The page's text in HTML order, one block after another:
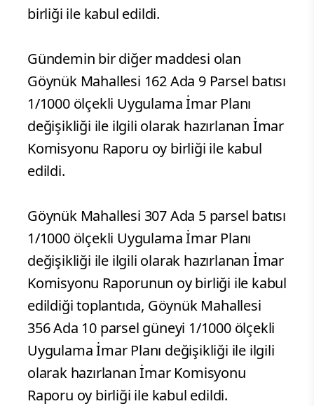
birliği ile kabul edildi.
Gündemin bir diğer maddesi olan
Göynük Mahallesi 162 Ada 9 Parsel batısı
1/1000 ölçekli Uygulama İmar Planı
değişikliği ile ilgili olarak hazırlanan İmar
Komisyonu Raporu oy birliği ile kabul
edildi.
Göynük Mahallesi 307 Ada 5 parsel batısı
1/1000 ölçekli Uygulama İmar Planı
değişikliği ile ilgili olarak hazırlanan İmar
Komisyonu Raporunun oy birliği ile kabul
edildiği toplantıda, Göynük Mahallesi
356 Ada 10 parsel güneyi 1/1000 ölçekli
Uygulama İmar Planı değişikliği ile ilgili
olarak hazırlanan İmar Komisyonu
Raporu oy birliği ile kabul edildi.